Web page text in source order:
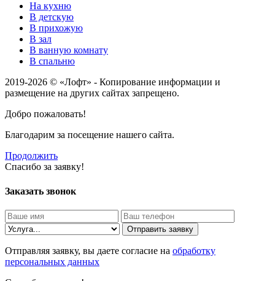
На кухню
В детскую
В прихожую
В зал
В ванную комнату
В спальню
2019-2026 © «Лофт» - Копирование информации и
размещение на других сайтах запрещено.
Добро пожаловать!
Благодарим за посещение нашего сайта.
Продолжить
Спасибо за заявку!
Заказать звонок
Отправить заявку
Отправляя заявку, вы даете согласие на обработку
персональных данных